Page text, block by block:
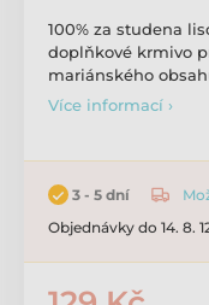
100% za studena
doplňkové krmivo
mariánského
Více informací ›
3 - 5 dní
Objednávky do 14. 8.